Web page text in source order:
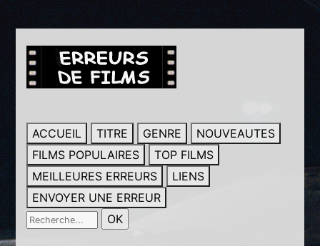
ACCUEIL TITRE GENRE
NOUVEAUTES
FILMS POPULAIRES
TOP FILMS
MEILLEURES ERREURS
LIENS
ENVOYER UNE ERREUR